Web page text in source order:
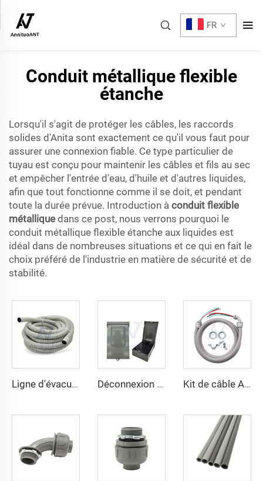
FR
Conduit métallique flexible
étanche
Lorsqu'il s'agit de protéger les câbles, les raccords
solides d'Anita sont exactement ce qu'il vous faut pour
assurer une connexion fiable. Ce type particulier de
tuyau est conçu pour maintenir les câbles et fils au sec
et empêcher l'entrée d'eau, d'huile et d'autres liquides,
afin que tout fonctionne comme il se doit, et pendant
toute la durée prévue. Introduction à conduit flexible
métallique dans ce post, nous verrons pourquoi le
conduit métallique flexible étanche aux liquides est
idéal dans de nombreuses situations et ce qui en fait le
choix préféré de l'industrie en matière de sécurité et de
stabilité.
Ligne d'évacuation pour unités de climatisation Déconnexion de la climatisation Kit de câble A/C